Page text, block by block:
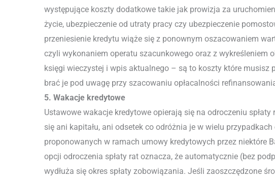
występujące koszty dodatkowe takie jak prowizja za
życie, ubezpieczenie od utraty pracy czy ubezpieczenie
przeniesienie kredytu wiąże się z ponownym oszacowaniem
czyli wykonaniem operatu szacunkowego oraz z wykreśleniem
księgi wieczystej i wpis aktualnego – są to koszty które musisz
brać je pod uwagę przy szacowaniu opłacalności
5. Wakacje kredytowe
Ustawowe wakacje kredytowe opierają się na odroczeniu spłaty
się ani kapitału, ani odsetek co odróżnia je w wielu przypadkach
proponowanych w ramach umowy kredytowych przez niektóre
opcji odroczenia spłaty rat oznacza, że automatycznie (bez
wydłuża się okres spłaty zobowiązania. Jeśli zaoszczędzone